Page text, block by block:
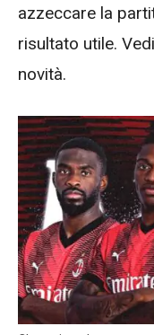
azzeccare la
risultato utile.
novità.